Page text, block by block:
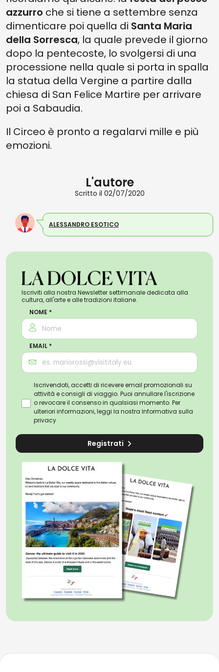
azzurro che si tiene a settembre senza
dimenticare poi quella di Santa Maria
della Sorresca, la quale prevede il giorno
dopo la pentecoste, lo svolgersi di una
processione nella quale si porta in spalla
la statua della Vergine a partire dalla
chiesa di San Felice Martire per arrivare
poi a Sabaudia.
Il Circeo è pronto a regalarvi mille e più
emozioni.
L'autore
Scritto il 02/07/2020
ALESSANDRO ESOTICO
Iscriviti alla nostra Newsletter settimanale dedicata alla
cultura, all'arte e alle tradizioni italiane.
NOME *
EMAIL *
Iscrivendoti, accetti di ricevere email promozionali su
attività e consigli di viaggio. Puoi annullare l'iscrizione
o revocare il consenso in qualsiasi momento. Per
ulteriori informazioni, leggi la nostra Informativa sulla
privacy
Registrati